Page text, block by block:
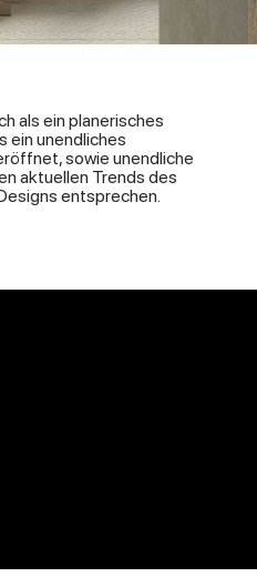
als ein planerisches
ein unendliches
sowie unendliche
aktuellen Trends des
entsprechen.